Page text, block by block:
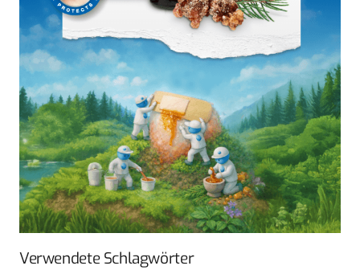
Verwendete Schlagwörter